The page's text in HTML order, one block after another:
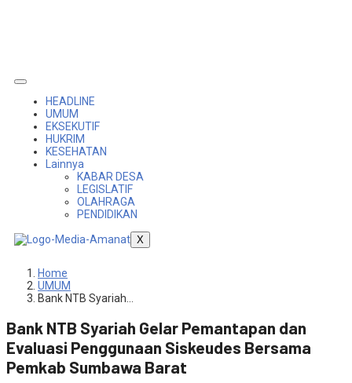
HEADLINE
UMUM
EKSEKUTIF
HUKRIM
KESEHATAN
Lainnya
KABAR DESA
LEGISLATIF
OLAHRAGA
PENDIDIKAN
X
Home
UMUM
Bank NTB Syariah…
Bank NTB Syariah Gelar Pemantapan dan
Evaluasi Penggunaan Siskeudes Bersama
Pemkab Sumbawa Barat